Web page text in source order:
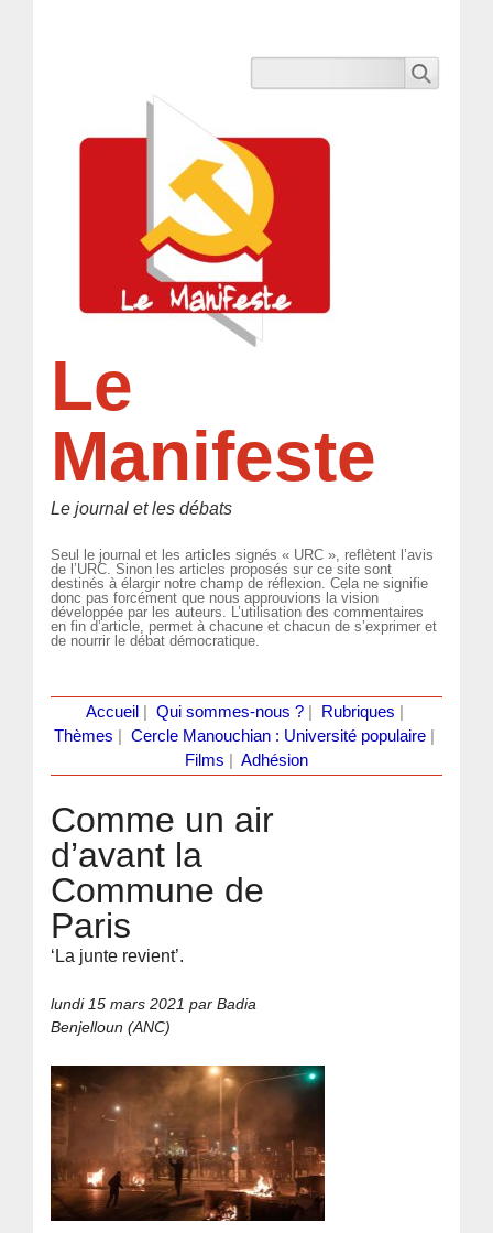
Le
Manifeste
Le journal et les débats
Seul le journal et les articles signés « URC », reflètent l’avis
de l’URC. Sinon les articles proposés sur ce site sont
destinés à élargir notre champ de réflexion. Cela ne signifie
donc pas forcément que nous approuvions la vision
développée par les auteurs. L’utilisation des commentaires
en fin d’article, permet à chacune et chacun de s’exprimer et
de nourrir le débat démocratique.
Accueil Qui sommes-nous ?| Rubriques
Thèmes
Cercle Manouchian : Université populaire
Films
Adhésion
Comme un air
d’avant la
Commune de
Paris
‘La junte revient’.
lundi 15 mars 2021 par Badia
Benjelloun (ANC)